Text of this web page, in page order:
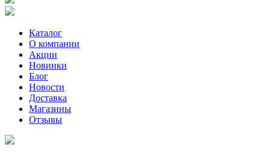
Каталог
О компании
Акции
Новинки
Блог
Новости
Доставка
Магазины
Отзывы